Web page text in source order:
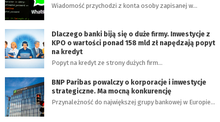
Wiadomość przychodzi z konta osoby zapisanej w…
Dlaczego banki biją się o duże firmy. Inwestycje z
KPO o wartości ponad 158 mld zł napędzają popyt
na kredyt
Popyt na kredyt ze strony dużych firm…
BNP Paribas powalczy o korporacje i inwestycje
strategiczne. Ma mocną konkurencję
Przynależność do największej grupy bankowej w Europie…